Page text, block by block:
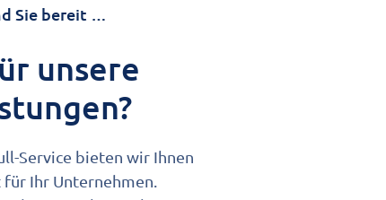
Sie bereit …
unsere
Service bieten wir Ihnen
Ihr Unternehmen.